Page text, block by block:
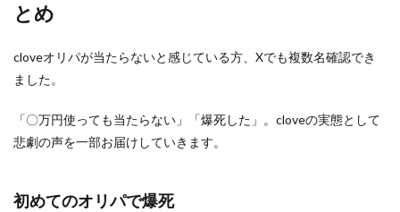
とめ
cloveオリパが当たらないと感じている方、Xでも複数名確認でき
ました。
「〇万円使っても当たらない」「爆死した」。cloveの実態として
悲劇の声を一部お届けしていきます。
初めてのオリパで爆死